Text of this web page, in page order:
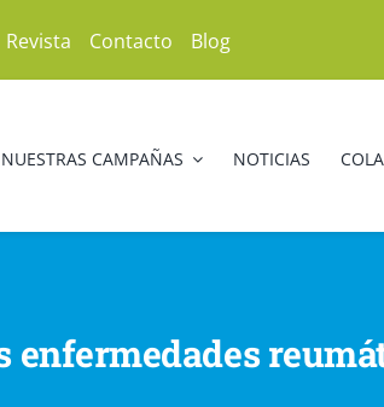
Revista Contacto Blog
NUESTRAS CAMPAÑAS NOTICIAS
enfermedades